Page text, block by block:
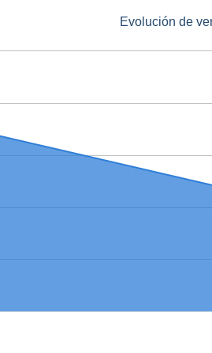
Evolución de